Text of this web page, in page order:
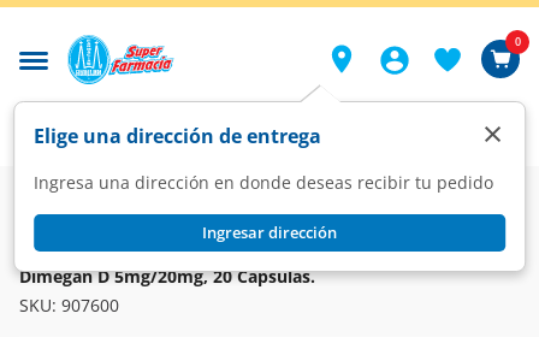
Elige una dirección de entrega
Ingresa una dirección en donde deseas recibir tu pedido
Ingresar dirección
×
0
Farmacia Medicina
Respiratorio
Antihistamínicos
DIMEGAN
Dimegan D 5mg/20mg, 20 Cápsulas.
SKU: 907600